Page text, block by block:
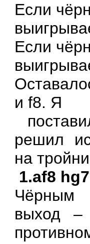
Если
Если
и f8. Я
решил
на
1.af8
Чёрным
выход –